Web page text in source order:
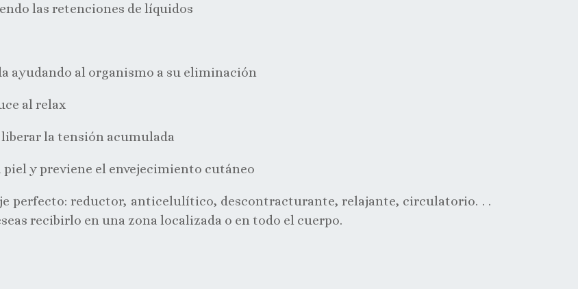
las retenciones de líquidos
ayudando al organismo a su eliminación
al relax
la tensión acumulada
y previene el envejecimiento cutáneo
perfecto: reductor, anticelulítico, descontracturante, relajante, circulatorio. . .
recibirlo en una zona localizada o en todo el cuerpo.